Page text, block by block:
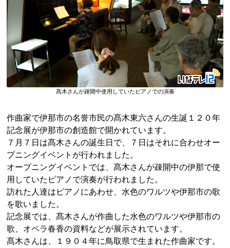
髙木さんが疎開中使用していたピアノでの演奏
作曲家で伊那市の名誉市民の髙木東六さんの生誕１２０年
記念展が伊那市の創造館で開かれています。
７月７日は髙木さんの誕生日で、７日はそれに合わせオー
プニングイベントが行われました。
オープニングイベントでは、髙木さんが疎開中の伊那で使
用していたピアノで演奏が行われました。
訪れた人達はピアノにあわせ、水色のワルツや伊那市の歌
を歌いました。
記念展では、髙木さんが作曲した水色のワルツや伊那市の
歌、オペラ春香の資料などが展示されています。
髙木さんは、１９０４年に鳥取県で生まれた作曲家です。